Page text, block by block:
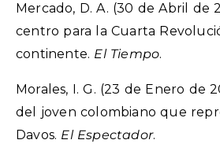
Mercado, D. A. (30 de Abril de
centro para la Cuarta
continente. El Tiempo.
Morales, I. G. (23 de Enero de
del joven colombiano que
Davos. El Espectador.